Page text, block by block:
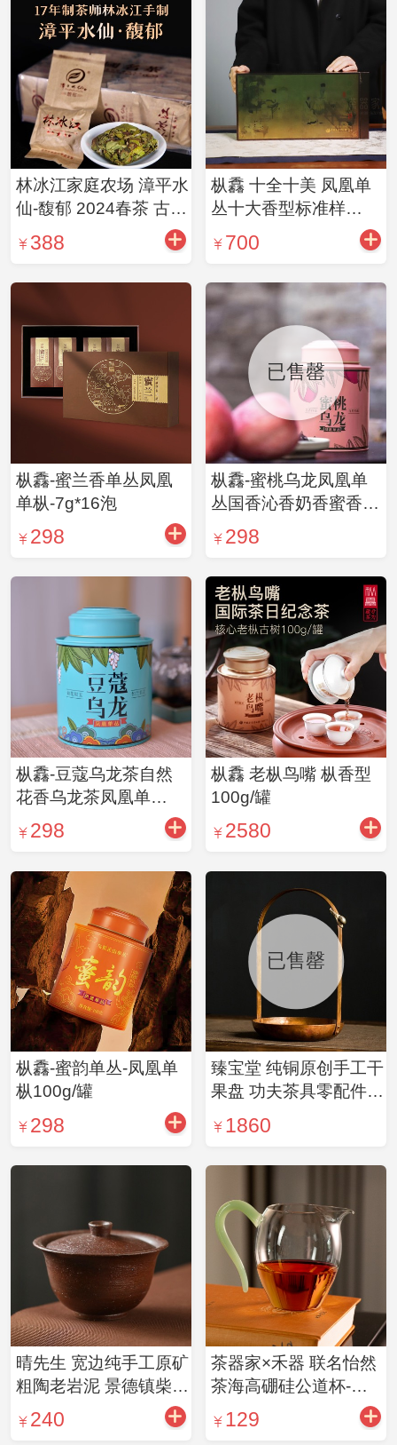
林冰江家庭农场 漳平水
仙-馥郁 2024春茶 古法
匠制
388
枞馫 十全十美 凤凰单
丛十大香型标准样
5g*20 中国茶叶博物馆
监制并馆藏
700
枞馫-蜜兰香单丛凤凰
单枞-7g*16泡
298
已售罄
枞馫-蜜桃乌龙凤凰单
丛国香沁香奶香蜜香乌
龙茶单枞100g/罐
298
枞馫-豆蔻乌龙茶自然
花香乌龙茶凤凰单
丛-100g/罐
298
枞馫 老枞鸟嘴 枞香型
100g/罐
2580
枞馫-蜜韵单丛-凤凰单
枞100g/罐
298
已售罄
臻宝堂 纯铜原创手工干
果盘 功夫茶具零配件
蜗牛铜篮
1860
晴先生 宽边纯手工原矿
粗陶老岩泥 景德镇柴烧
大号天地茶碗茶杯盖碗
老岩泥盖碗（无托）
240
茶器家×禾器 联名怡然
茶海高硼硅公道杯-青
玉129